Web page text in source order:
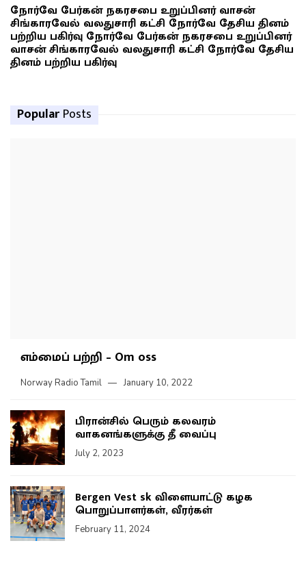
நோர்வே பேர்கன் நகரசபை உறுப்பினர் வாசன்
சிங்காரவேல் வலதுசாரி கட்சி நோர்வே தேசிய தினம்
பற்றிய பகிர்வு நோர்வே பேர்கன் நகரசபை உறுப்பினர்
வாசன் சிங்காரவேல் வலதுசாரி கட்சி நோர்வே தேசிய
தினம் பற்றிய பகிர்வு
Popular Posts
எம்மைப் பற்றி – Om oss
Norway Radio Tamil January 10, 2022
பிரான்சில் பெரும் கலவரம்
வாகனங்களுக்கு தீ வைப்பு
July 2, 2023
Bergen Vest sk விளையாட்டு கழக
பொறுப்பாளர்கள், வீரர்கள்
February 11, 2024